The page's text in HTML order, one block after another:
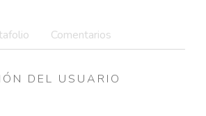
Comentarios
DEL USUARIO